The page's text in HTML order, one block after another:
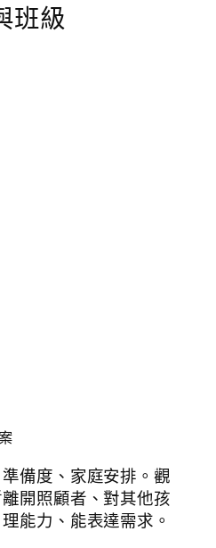
班級
備度、家庭安排。觀
開照顧者、對其他孩
能力、能表達需求。